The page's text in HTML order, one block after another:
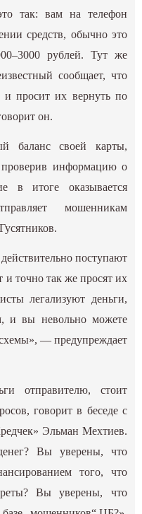
так: вам на телефон
средств, обычно это
рублей. Тут же
сообщает, что
просит их вернуть по
он.
баланс своей карты,
информацию о
в итоге оказывается
мошенникам
поступают
точно так же просят их
легализуют деньги,
и вы невольно можете
— предупреждает
отправителю, стоит
говорит в беседе с
Эльман Мехтиев.
Вы уверены, что
того, что
Вы уверены, что